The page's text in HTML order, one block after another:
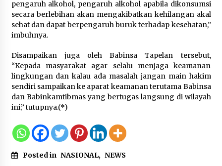
Di Forum Internasional Majelis
Soekarnoputri Tegaskan
Kepemimpinan Perempuan Bukan
Dominasi, Tapi Merawat Dan
Merangkul
5 Agustus 2026
NTT, Ahmad Ali: Karya dan
Pengabdiannya Masih Dirasakan
5 Agustus 2026
pengaruh alkohol, pengaruh alkohol apabila dikonsumsi
secara berlebihan akan mengakibatkan kehilangan akal
sehat dan dapat berpengaruh buruk terhadap kesehatan,”
imbuhnya.
Disampaikan juga oleh Babinsa Tapelan tersebut,
“Kepada masyarakat agar selalu menjaga keamanan
lingkungan dan kalau ada masalah jangan main hakim
sendiri sampaikan ke aparat keamanan terutama Babinsa
dan Babinkamtibmas yang bertugas langsung di wilayah
ini,” tutupnya.(*)
Posted in NASIONAL, NEWS